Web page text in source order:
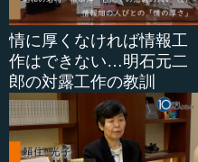
情に厚くなければ情報工
作はできない…明石元二
郎の対露工作の教訓